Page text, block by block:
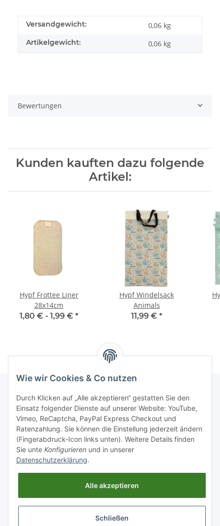
Versandgewicht: 0,06 kg
Artikelgewicht: 0,06 kg
Bewertungen
Kunden kauften dazu folgende
Artikel:
Hypf Frottee Liner
28x14cm
1,80 € - 1,99 € *
Hypf Windelsack
Animals
11,99 € *
Informationen
Gesetzliche Informationen
Schnellkauf
Vertrag widerrufen
Wie wir Cookies & Co nutzen
Durch Klicken auf „Alle akzeptieren“ gestatten Sie den
Einsatz folgender Dienste auf unserer Website: YouTube,
Vimeo, ReCaptcha, PayPal Express Checkout und
Ratenzahlung. Sie können die Einstellung jederzeit ändern
(Fingerabdruck-Icon links unten). Weitere Details finden
Sie unte Konfigurieren und in unserer
Datenschutzerklärung.
Alle akzeptieren
Schließen